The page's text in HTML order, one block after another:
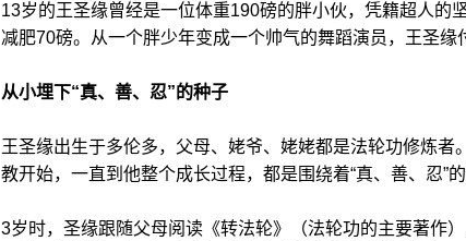
13岁的王圣缘曾经是一位体重190磅的胖小伙，凭籍超人的
减肥70磅。从一个胖少年变成一个帅气的舞蹈演员，王圣缘
从小埋下“真、善、忍”的种子
王圣缘出生于多伦多，父母、姥爷、姥姥都是法轮功修炼者
教开始，一直到他整个成长过程，都是围绕着“真、善、忍”的
3岁时，圣缘跟随父母阅读《转法轮》（法轮功的主要著作